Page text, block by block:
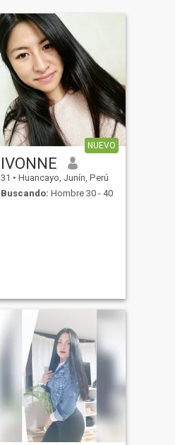
NUEVO
IVONNE
31 • Huancayo, Junín, Perú
Buscando: Hombre 30 - 40